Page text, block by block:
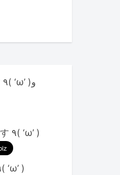
はてブ、嬉しいです ٩( ‘ω’ )و
Twitterもよろしくです ٩( ‘ω’ )
応援ポチしてね ٩( ‘ω’ )